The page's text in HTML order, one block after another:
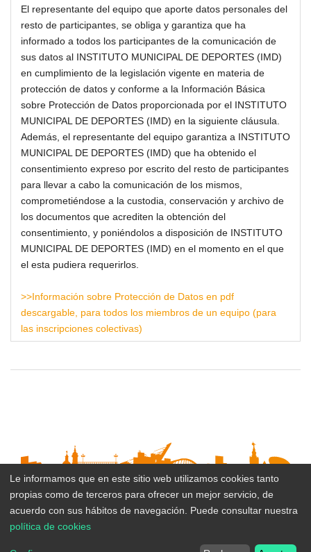
El representante del equipo que aporte datos personales del
resto de participantes, se obliga y garantiza que ha
informado a todos los participantes de la comunicación de
sus datos al INSTITUTO MUNICIPAL DE DEPORTES (IMD)
en cumplimiento de la legislación vigente en materia de
protección de datos y conforme a la Información Básica
sobre Protección de Datos proporcionada por el INSTITUTO
MUNICIPAL DE DEPORTES (IMD) en la siguiente cláusula.
Además, el representante del equipo garantiza a INSTITUTO
MUNICIPAL DE DEPORTES (IMD) que ha obtenido el
consentimiento expreso por escrito del resto de participantes
para llevar a cabo la comunicación de los mismos,
comprometiéndose a la custodia, conservación y archivo de
los documentos que acrediten la obtención del
consentimiento, y poniéndolos a disposición de INSTITUTO
MUNICIPAL DE DEPORTES (IMD) en el momento en el que
el esta pudiera requerirlos.
>>Información sobre Protección de Datos en pdf
descargable, para todos los miembros de un equipo (para
las inscripciones colectivas)
Suscribirse al boletín
Accesibilidad Datos de
Le informamos que en este sitio web utilizamos cookies tanto
propias como de terceros para ofrecer un mejor servicio, de
acuerdo con sus hábitos de navegación. Puede consultar nuestra
política de cookies